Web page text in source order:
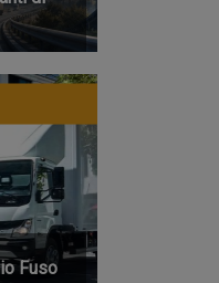
Fuso